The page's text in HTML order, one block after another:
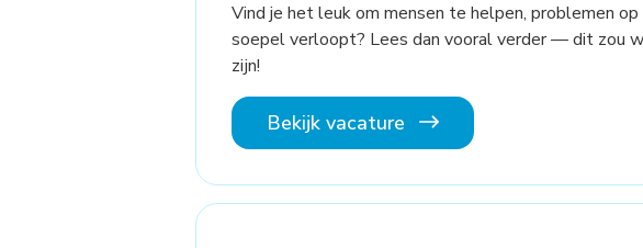
Vind je het leuk om mensen te helpen, problemen
soepel verloopt? Lees dan vooral verder — dit zou
zijn!
Bekijk vacature